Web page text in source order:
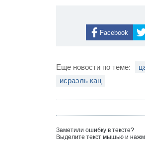
Facebook
Еще новости по теме:
исраэль кац
Заметили ошибку в тексте?
Выделите текст мышью и